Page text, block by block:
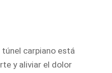
carpiano está
y aliviar el dolor